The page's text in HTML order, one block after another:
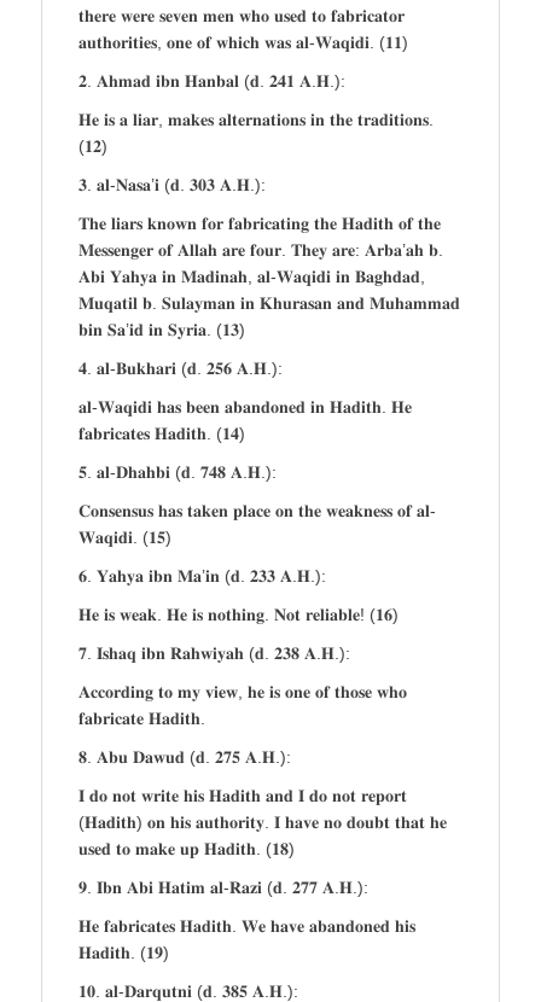
𝐭𝐡𝐞𝐫𝐞 𝐰𝐞𝐫𝐞 𝐬𝐞𝐯𝐞𝐧 𝐦𝐞𝐧 𝐰𝐡𝐨 𝐮𝐬𝐞𝐝 𝐭𝐨 𝐟𝐚𝐛𝐫𝐢𝐜𝐚𝐭𝐨𝐫
𝐚𝐮𝐭𝐡𝐨𝐫𝐢𝐭𝐢𝐞𝐬, 𝐨𝐧𝐞 𝐨𝐟 𝐰𝐡𝐢𝐜𝐡 𝐰𝐚𝐬 𝐚𝐥-𝐖𝐚𝐪𝐢𝐝𝐢. (𝟏𝟏)
𝟐. 𝐀𝐡𝐦𝐚𝐝 𝐢𝐛𝐧 𝐇𝐚𝐧𝐛𝐚𝐥 (𝐝. 𝟐𝟒𝟏 𝐀.𝐇.):
𝐇𝐞 𝐢𝐬 𝐚 𝐥𝐢𝐚𝐫, 𝐦𝐚𝐤𝐞𝐬 𝐚𝐥𝐭𝐞𝐫𝐧𝐚𝐭𝐢𝐨𝐧𝐬 𝐢𝐧 𝐭𝐡𝐞 𝐭𝐫𝐚𝐝𝐢𝐭𝐢𝐨𝐧𝐬.
(𝟏𝟐)
𝟑. 𝐚𝐥-𝐍𝐚𝐬𝐚’𝐢 (𝐝. 𝟑𝟎𝟑 𝐀.𝐇.):
𝐓𝐡𝐞 𝐥𝐢𝐚𝐫𝐬 𝐤𝐧𝐨𝐰𝐧 𝐟𝐨𝐫 𝐟𝐚𝐛𝐫𝐢𝐜𝐚𝐭𝐢𝐧𝐠 𝐭𝐡𝐞 𝐇𝐚𝐝𝐢𝐭𝐡 𝐨𝐟 𝐭𝐡𝐞
𝐌𝐞𝐬𝐬𝐞𝐧𝐠𝐞𝐫 𝐨𝐟 𝐀𝐥𝐥𝐚𝐡 𝐚𝐫𝐞 𝐟𝐨𝐮𝐫. 𝐓𝐡𝐞𝐲 𝐚𝐫𝐞: 𝐀𝐫𝐛𝐚’𝐚𝐡 𝐛.
𝐀𝐛𝐢 𝐘𝐚𝐡𝐲𝐚 𝐢𝐧 𝐌𝐚𝐝𝐢𝐧𝐚𝐡, 𝐚𝐥-𝐖𝐚𝐪𝐢𝐝𝐢 𝐢𝐧 𝐁𝐚𝐠𝐡𝐝𝐚𝐝,
𝐌𝐮𝐪𝐚𝐭𝐢𝐥 𝐛. 𝐒𝐮𝐥𝐚𝐲𝐦𝐚𝐧 𝐢𝐧 𝐊𝐡𝐮𝐫𝐚𝐬𝐚𝐧 𝐚𝐧𝐝 𝐌𝐮𝐡𝐚𝐦𝐦𝐚𝐝
𝐛𝐢𝐧 𝐒𝐚’𝐢𝐝 𝐢𝐧 𝐒𝐲𝐫𝐢𝐚. (𝟏𝟑)
𝟒. 𝐚𝐥-𝐁𝐮𝐤𝐡𝐚𝐫𝐢 (𝐝. 𝟐𝟓𝟔 𝐀.𝐇.):
𝐚𝐥-𝐖𝐚𝐪𝐢𝐝𝐢 𝐡𝐚𝐬 𝐛𝐞𝐞𝐧 𝐚𝐛𝐚𝐧𝐝𝐨𝐧𝐞𝐝 𝐢𝐧 𝐇𝐚𝐝𝐢𝐭𝐡. 𝐇𝐞
𝐟𝐚𝐛𝐫𝐢𝐜𝐚𝐭𝐞𝐬 𝐇𝐚𝐝𝐢𝐭𝐡. (𝟏𝟒)
𝟓. 𝐚𝐥-𝐃𝐡𝐚𝐡𝐛𝐢 (𝐝. 𝟕𝟒𝟖 𝐀.𝐇.):
𝐂𝐨𝐧𝐬𝐞𝐧𝐬𝐮𝐬 𝐡𝐚𝐬 𝐭𝐚𝐤𝐞𝐧 𝐩𝐥𝐚𝐜𝐞 𝐨𝐧 𝐭𝐡𝐞 𝐰𝐞𝐚𝐤𝐧𝐞𝐬𝐬 𝐨𝐟 𝐚𝐥-
𝐖𝐚𝐪𝐢𝐝𝐢. (𝟏𝟓)
𝟔. 𝐘𝐚𝐡𝐲𝐚 𝐢𝐛𝐧 𝐌𝐚’𝐢𝐧 (𝐝. 𝟐𝟑𝟑 𝐀.𝐇.):
𝐇𝐞 𝐢𝐬 𝐰𝐞𝐚𝐤. 𝐇𝐞 𝐢𝐬 𝐧𝐨𝐭𝐡𝐢𝐧𝐠. 𝐍𝐨𝐭 𝐫𝐞𝐥𝐢𝐚𝐛𝐥𝐞! (𝟏𝟔)
𝟕. 𝐈𝐬𝐡𝐚𝐪 𝐢𝐛𝐧 𝐑𝐚𝐡𝐰𝐢𝐲𝐚𝐡 (𝐝. 𝟐𝟑𝟖 𝐀.𝐇.):
𝐀𝐜𝐜𝐨𝐫𝐝𝐢𝐧𝐠 𝐭𝐨 𝐦𝐲 𝐯𝐢𝐞𝐰, 𝐡𝐞 𝐢𝐬 𝐨𝐧𝐞 𝐨𝐟 𝐭𝐡𝐨𝐬𝐞 𝐰𝐡𝐨
𝐟𝐚𝐛𝐫𝐢𝐜𝐚𝐭𝐞 𝐇𝐚𝐝𝐢𝐭𝐡.
𝟖. 𝐀𝐛𝐮 𝐃𝐚𝐰𝐮𝐝 (𝐝. 𝟐𝟕𝟓 𝐀.𝐇.):
𝐈 𝐝𝐨 𝐧𝐨𝐭 𝐰𝐫𝐢𝐭𝐞 𝐡𝐢𝐬 𝐇𝐚𝐝𝐢𝐭𝐡 𝐚𝐧𝐝 𝐈 𝐝𝐨 𝐧𝐨𝐭 𝐫𝐞𝐩𝐨𝐫𝐭
(𝐇𝐚𝐝𝐢𝐭𝐡) 𝐨𝐧 𝐡𝐢𝐬 𝐚𝐮𝐭𝐡𝐨𝐫𝐢𝐭𝐲. 𝐈 𝐡𝐚𝐯𝐞 𝐧𝐨 𝐝𝐨𝐮𝐛𝐭 𝐭𝐡𝐚𝐭 𝐡𝐞
𝐮𝐬𝐞𝐝 𝐭𝐨 𝐦𝐚𝐤𝐞 𝐮𝐩 𝐇𝐚𝐝𝐢𝐭𝐡. (𝟏𝟖)
𝟗. 𝐈𝐛𝐧 𝐀𝐛𝐢 𝐇𝐚𝐭𝐢𝐦 𝐚𝐥-𝐑𝐚𝐳𝐢 (𝐝. 𝟐𝟕𝟕 𝐀.𝐇.):
𝐇𝐞 𝐟𝐚𝐛𝐫𝐢𝐜𝐚𝐭𝐞𝐬 𝐇𝐚𝐝𝐢𝐭𝐡. 𝐖𝐞 𝐡𝐚𝐯𝐞 𝐚𝐛𝐚𝐧𝐝𝐨𝐧𝐞𝐝 𝐡𝐢𝐬
𝐇𝐚𝐝𝐢𝐭𝐡. (𝟏𝟗)
𝟏𝟎. 𝐚𝐥-𝐃𝐚𝐫𝐪𝐮𝐭𝐧𝐢 (𝐝. 𝟑𝟖𝟓 𝐀.𝐇.):